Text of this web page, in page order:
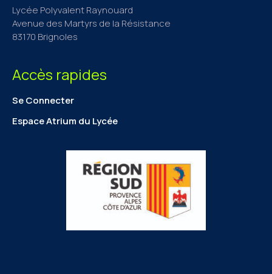
Lycée Polyvalent Raynouard
Avenue des Martyrs de la Résistance
83170 Brignoles
Accès rapides
Se Connecter
Espace Atrium du Lycée